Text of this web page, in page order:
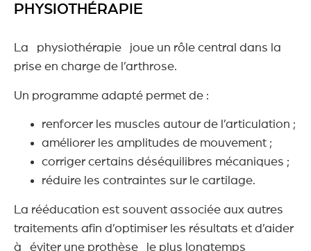
PHYSIOTHÉRAPIE
La physiothérapie joue un rôle central dans la
prise en charge de l’arthrose.
Un programme adapté permet de :
renforcer les muscles autour de l’articulation ;
améliorer les amplitudes de mouvement ;
corriger certains déséquilibres mécaniques ;
réduire les contraintes sur le cartilage.
La rééducation est souvent associée aux autres
traitements afin d’optimiser les résultats et d’aider
à éviter une prothèse le plus longtemps